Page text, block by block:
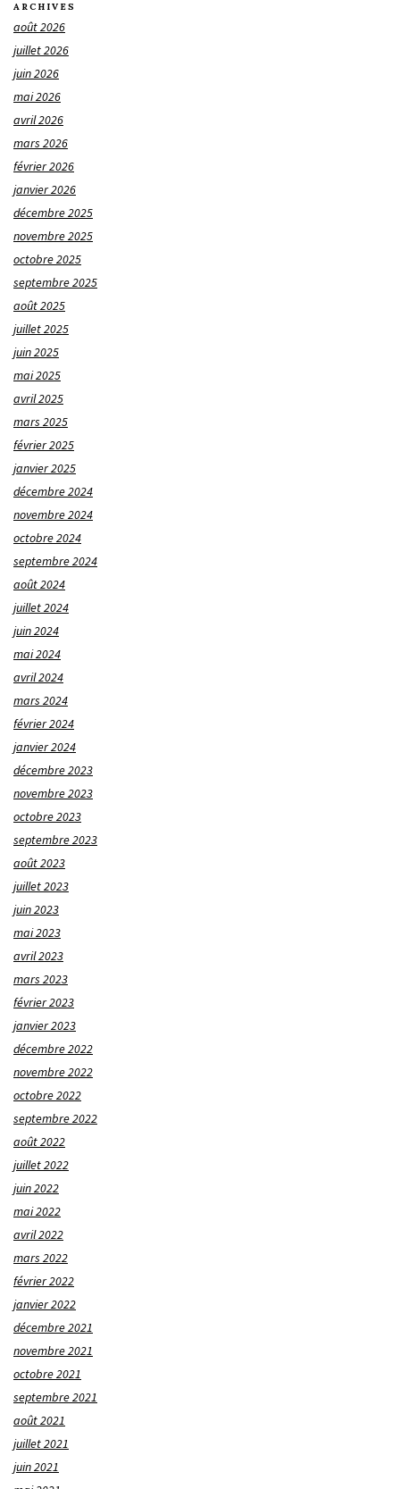
ARCHIVES
août 2026
juillet 2026
juin 2026
mai 2026
avril 2026
mars 2026
février 2026
janvier 2026
décembre 2025
novembre 2025
octobre 2025
septembre 2025
août 2025
juillet 2025
juin 2025
mai 2025
avril 2025
mars 2025
février 2025
janvier 2025
décembre 2024
novembre 2024
octobre 2024
septembre 2024
août 2024
juillet 2024
juin 2024
mai 2024
avril 2024
mars 2024
février 2024
janvier 2024
décembre 2023
novembre 2023
octobre 2023
septembre 2023
août 2023
juillet 2023
juin 2023
mai 2023
avril 2023
mars 2023
février 2023
janvier 2023
décembre 2022
novembre 2022
octobre 2022
septembre 2022
août 2022
juillet 2022
juin 2022
mai 2022
avril 2022
mars 2022
février 2022
janvier 2022
décembre 2021
novembre 2021
octobre 2021
septembre 2021
août 2021
juillet 2021
juin 2021